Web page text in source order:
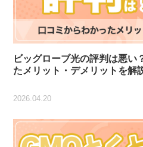
ビッグローブ光の評判は悪い
たメリット・デメリットを解
2026.04.20